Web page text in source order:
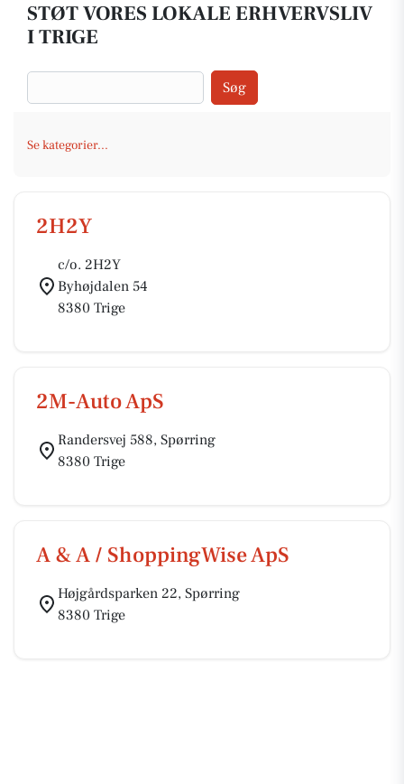
STØT VORES LOKALE ERHVERVSLIV
I TRIGE
Søg
Se kategorier...
2H2Y
c/o. 2H2Y
Byhøjdalen 54
8380 Trige
2M-Auto ApS
Randersvej 588, Spørring
8380 Trige
A & A / ShoppingWise ApS
Højgårdsparken 22, Spørring
8380 Trige